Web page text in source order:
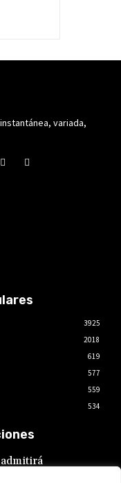
variada,
3925
2018
619
577
559
534
admitirá